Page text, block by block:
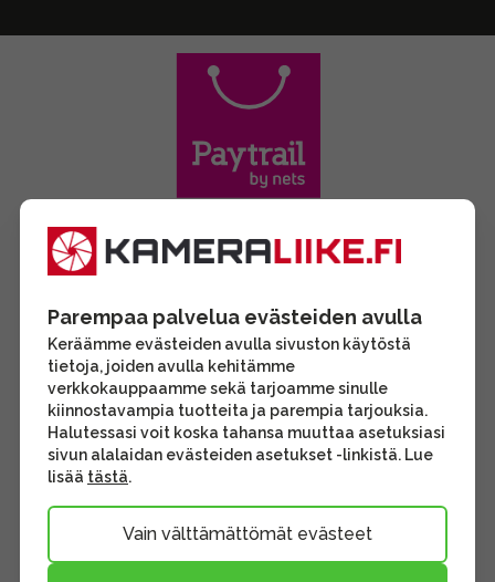
Parempaa palvelua evästeiden avulla
Keräämme evästeiden avulla sivuston käytöstä
tietoja, joiden avulla kehitämme
verkkokauppaamme sekä tarjoamme sinulle
kiinnostavampia tuotteita ja parempia tarjouksia.
Halutessasi voit koska tahansa muuttaa asetuksiasi
sivun alalaidan evästeiden asetukset -linkistä. Lue
lisää tästä.
Vain välttämättömät evästeet